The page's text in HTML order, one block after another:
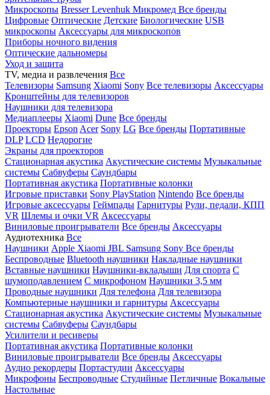
Микроскопы BresserLevenhuk Микромед Все бренды
Цифровые Оптические Детские Биологические USB
микроскопы Аксессуары для микроскопов
Приборы ночного видения
Оптические дальномеры
Уход и защита
TV, медиа и развлечения Все
Телевизоры Samsung Xiaomi Sony Все телевизоры Аксессуары
Кронштейны для телевизоров
Наушники для телевизора
Медиаплееры Xiaomi Dune Все бренды
Проекторы Epson Acer Sony LG Все бренды Портативные
DLP LCD Недорогие
Экраны для проекторов
Стационарная акустика Акустические системы Музыкальные
системы Сабвуферы Саундбары
Портативная акустика Портативные колонки
Игровые приставки Sony PlayStation Nintendo Все бренды
Игровые аксессуары Геймпады Гарнитуры Рули, педали, КПП
VR Шлемы и очки VR Аксессуары
Виниловые проигрыватели Все бренды Аксессуары
Аудиотехника Все
Наушники Apple Xiaomi JBL Samsung Sony Все бренды
Беспроводные Bluetooth наушники Накладные наушники
Вставные наушники Наушники-вкладыши Для спорта С
шумоподавлением С микрофоном Наушники 3,5 мм
Проводные наушники Для телефона Для телевизора
Компьютерные наушники и гарнитуры Аксессуары
Стационарная акустика Акустические системы Музыкальные
системы Сабвуферы Саундбары
Усилители и ресиверы
Портативная акустика Портативные колонки
Виниловые проигрыватели Все бренды Аксессуары
Аудио рекордеры Портастудии Аксессуары
Микрофоны Беспроводные Студийные Петличные Вокальные
Настольные